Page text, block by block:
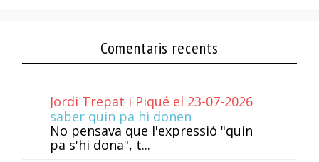
Comentaris recents
Jordi Trepat i Piqué el 23-07-2026
saber quin pa hi donen
No pensava que l'expressió "quin
pa s'hi dona", t...